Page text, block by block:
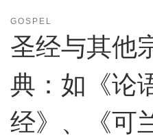
GOSPEL
圣经与其他
典：如《论
经》、《可